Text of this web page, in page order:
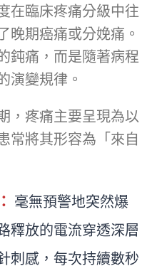
在臨床疼痛分級中往
晚期癌痛或分娩痛。
鈍痛，而是隨著病程
演變規律。
，疼痛主要呈現為以
常將其形容為「來自
毫無預警地突然爆
釋放的電流穿透深層
刺感，每次持續數秒